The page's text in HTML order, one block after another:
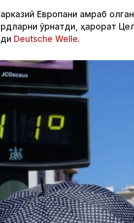
Европани қамраб олган
ўрнатди, ҳарорат
Deutsche Welle.